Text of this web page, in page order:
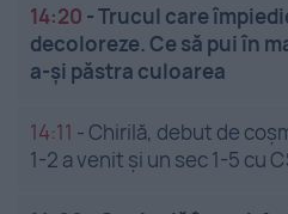
14:20 -Trucul care
decoloreze. Ce să pui în
a-și păstra culoarea
14:11 -Chirilă, debut de
1-2 a venit și un sec 1-5 cu